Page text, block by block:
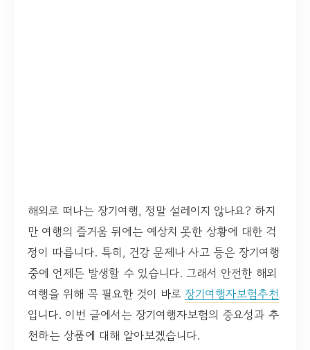
해외로 떠나는 장기여행, 정말 설레이지 않나요? 하지
만 여행의 즐거움 뒤에는 예상치 못한 상황에 대한 걱
정이 따릅니다. 특히, 건강 문제나 사고 등은 장기여행
중에 언제든 발생할 수 있습니다. 그래서 안전한 해외
여행을 위해 꼭 필요한 것이 바로 장기여행자보험추천
입니다. 이번 글에서는 장기여행자보험의 중요성과 추
천하는 상품에 대해 알아보겠습니다.